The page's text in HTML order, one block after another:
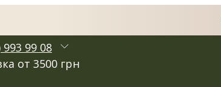
993 99 08
от 3500 грн